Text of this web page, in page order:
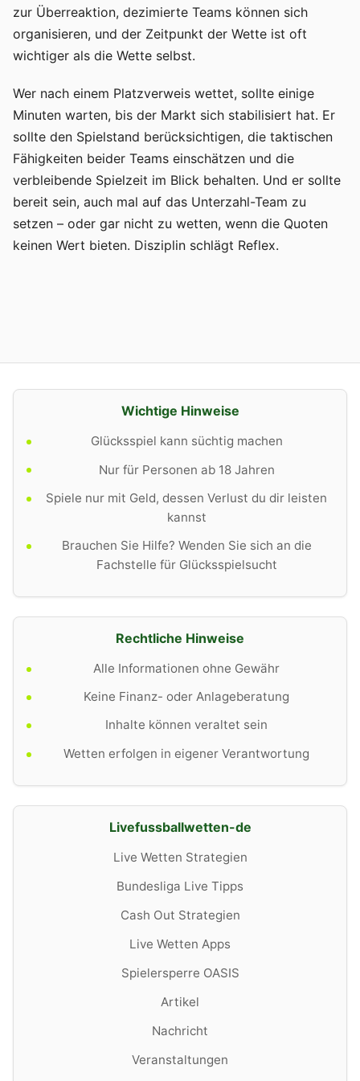
zur Überreaktion, dezimierte Teams können sich
organisieren, und der Zeitpunkt der Wette ist oft
wichtiger als die Wette selbst.
Wer nach einem Platzverweis wettet, sollte einige
Minuten warten, bis der Markt sich stabilisiert hat. Er
sollte den Spielstand berücksichtigen, die taktischen
Fähigkeiten beider Teams einschätzen und die
verbleibende Spielzeit im Blick behalten. Und er sollte
bereit sein, auch mal auf das Unterzahl-Team zu
setzen – oder gar nicht zu wetten, wenn die Quoten
keinen Wert bieten. Disziplin schlägt Reflex.
Wichtige Hinweise
Glücksspiel kann süchtig machen
Nur für Personen ab 18 Jahren
Spiele nur mit Geld, dessen Verlust du dir leisten
kannst
Brauchen Sie Hilfe? Wenden Sie sich an die
Fachstelle für Glücksspielsucht
Rechtliche Hinweise
Alle Informationen ohne Gewähr
Keine Finanz- oder Anlageberatung
Inhalte können veraltet sein
Wetten erfolgen in eigener Verantwortung
Livefussballwetten-de
Live Wetten Strategien
Bundesliga Live Tipps
Cash Out Strategien
Live Wetten Apps
Spielersperre OASIS
Artikel
Nachricht
Veranstaltungen